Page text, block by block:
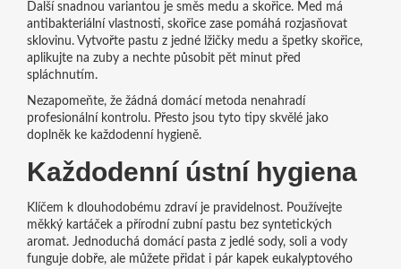
Další snadnou variantou je směs medu a skořice. Med má
antibakteriální vlastnosti, skořice zase pomáhá rozjasňovat
sklovinu. Vytvořte pastu z jedné lžičky medu a špetky skořice,
aplikujte na zuby a nechte působit pět minut před
spláchnutím.
Nezapomeňte, že žádná domácí metoda nenahradí
profesionální kontrolu. Přesto jsou tyto tipy skvělé jako
doplněk ke každodenní hygieně.
Každodenní ústní hygiena
Klíčem k dlouhodobému zdraví je pravidelnost. Používejte
měkký kartáček a přírodní zubní pastu bez syntetických
aromat. Jednoduchá domácí pasta z jedlé sody, soli a vody
funguje dobře, ale můžete přidat i pár kapek eukalyptového